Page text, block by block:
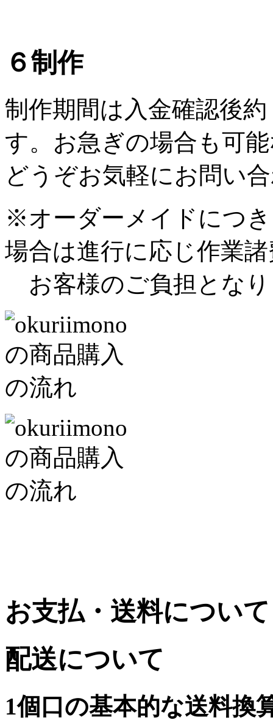
６制作
制作期間は入金確認後
す。お急ぎの場合も可
どうぞお気軽にお問い
※オーダーメイドにつ
場合は進行に応じ作業
お客様のご負担とな
お支払・送料について
配送について
1個口の基本的な送料換